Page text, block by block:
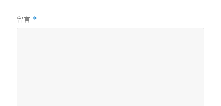
留言 *